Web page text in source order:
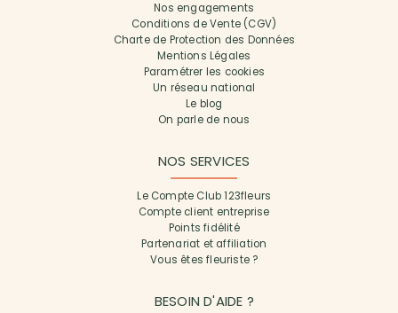
Nos engagements
Conditions de Vente (CGV)
Charte de Protection des Données
Mentions Légales
Paramétrer les cookies
Un réseau national
Le blog
On parle de nous
NOS SERVICES
Le Compte Club 123fleurs
Compte client entreprise
Points fidélité
Partenariat et affiliation
Vous êtes fleuriste ?
BESOIN D'AIDE ?